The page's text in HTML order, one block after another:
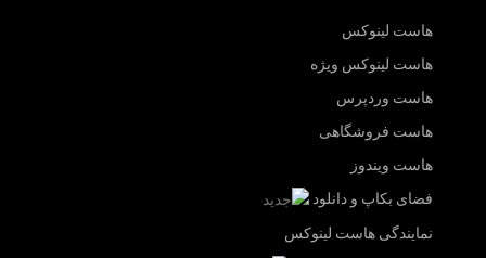
هاست لینوکس
هاست لینوکس ویژه
هاست وردپرس
هاست فروشگاهی
هاست ویندوز
فضای بکاپ و دانلود
نمایندگی هاست لینوکس